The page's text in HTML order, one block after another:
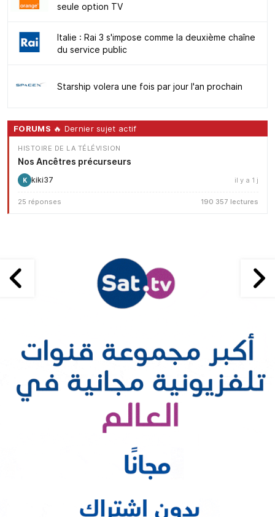
seule option TV
Italie : Rai 3 s'impose comme la deuxième chaîne
du service public
Starship volera une fois par jour l'an prochain
FORUMS 🔥 Dernier sujet actif
HISTOIRE DE LA TÉLÉVISION
Nos Ancêtres précurseurs
K kiki37 il y a 1 j
25 réponses 190 357 lectures